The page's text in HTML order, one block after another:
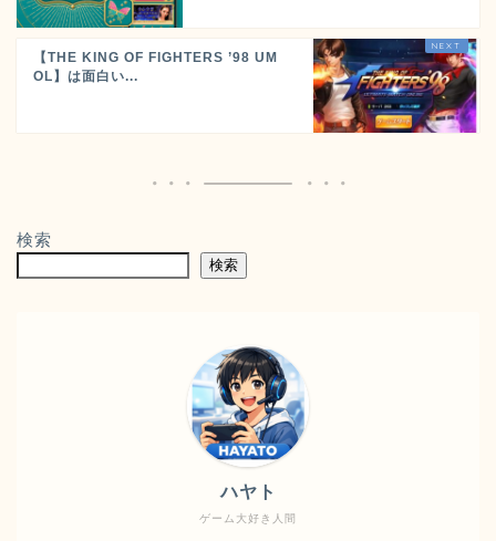
【THE KING OF FIGHTERS ’98 UM
OL】は面白い...
検索
検索
ゲーム大好き人間
ハヤト